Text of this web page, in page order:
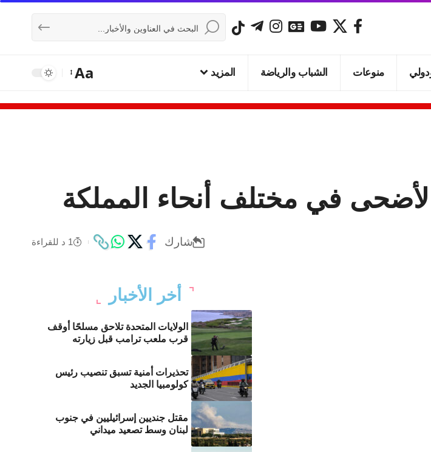
منوعات الشباب والرياضة المزيد Aa
الأضحى في مختلف أنحاء المملكة
شارك 1 د للقراءة
أخر الأخبار
الولايات المتحدة تلاحق مسلحًا أوقف
قرب ملعب ترامب قبل زيارته
تحذيرات أمنية تسبق تنصيب رئيس
كولومبيا الجديد
مقتل جنديين إسرائيليين في جنوب
لبنان وسط تصعيد ميداني